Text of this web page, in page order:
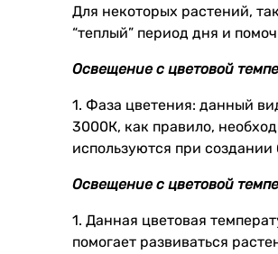
Для некоторых растений,
“теплый” период дня и
Освещение с цветовой
1. Фаза цветения: данный
3000К, как правило,
используются при
Освещение с цветовой
1. Данная цветовая
помогает развиваться